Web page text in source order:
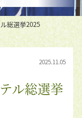
総選挙2025
2025.11.05
ル総選挙